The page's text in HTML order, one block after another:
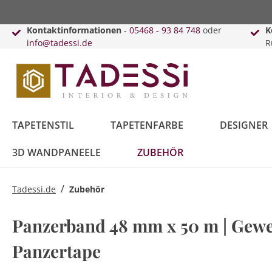
Kontaktinformationen - 05468 - 93 84 748 oder
info@tadessi.de
TAPETENSTIL TAPETENFARBE DESIGNER
3D WANDPANEELE ZUBEHÖR
Blätter
Kreise
Blau
Daniel Hechter
Vorhänge
Tadessi.de / Zubehör
Panzerband 48 mm x 50 m |
Panzertape